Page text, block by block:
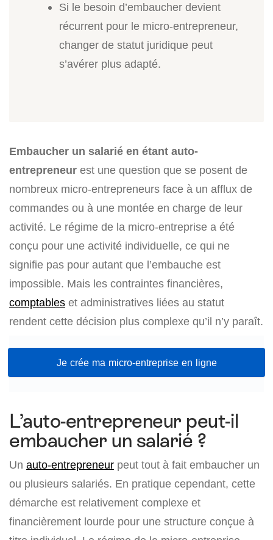
Si le besoin d’embaucher devient
récurrent pour le micro-entrepreneur,
changer de statut juridique peut
s’avérer plus adapté.
Embaucher un salarié en étant auto-
entrepreneur est une question que se posent de
nombreux micro-entrepreneurs face à un afflux de
commandes ou à une montée en charge de leur
activité. Le régime de la micro-entreprise a été
conçu pour une activité individuelle, ce qui ne
signifie pas pour autant que l’embauche est
impossible. Mais les contraintes financières,
comptables et administratives liées au statut
rendent cette décision plus complexe qu’il n’y paraît.
Je crée ma micro-entreprise en ligne
L’auto-entrepreneur peut-il
embaucher un salarié ?
Un auto-entrepreneur peut tout à fait embaucher un
ou plusieurs salariés. En pratique cependant, cette
démarche est relativement complexe et
financièrement lourde pour une structure conçue à